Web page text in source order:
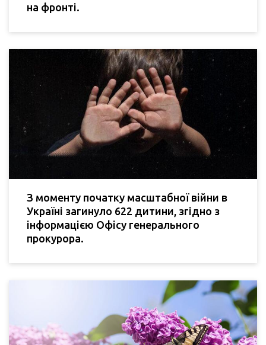
на фронті.
З моменту початку масштабної війни в
Україні загинуло 622 дитини, згідно з
інформацією Офісу генерального
прокурора.